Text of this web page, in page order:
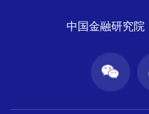
中国金融研究院